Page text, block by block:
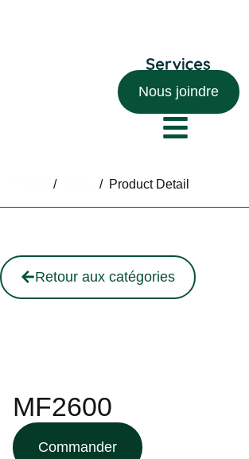
Nous joindre
/ / Product Detail
Retour aux catégories
MF2600
Commander